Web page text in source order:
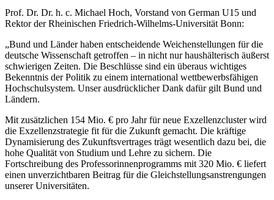
Prof. Dr. Dr. h. c. Michael Hoch, Vorstand von German U15 und
Rektor der Rheinischen Friedrich-Wilhelms-Universität Bonn:
„Bund und Länder haben entscheidende Weichenstellungen für die
deutsche Wissenschaft getroffen – in nicht nur haushälterisch äußerst
schwierigen Zeiten. Die Beschlüsse sind ein überaus wichtiges
Bekenntnis der Politik zu einem international wettbewerbsfähigen
Hochschulsystem. Unser ausdrücklicher Dank dafür gilt Bund und
Ländern.
Mit zusätzlichen 154 Mio. € pro Jahr für neue Exzellenzcluster wird
die Exzellenzstrategie fit für die Zukunft gemacht. Die kräftige
Dynamisierung des Zukunftsvertrages trägt wesentlich dazu bei, die
hohe Qualität von Studium und Lehre zu sichern. Die
Fortschreibung des Professorinnenprogramms mit 320 Mio. € liefert
einen unverzichtbaren Beitrag für die Gleichstellungsanstrengungen
unserer Universitäten.